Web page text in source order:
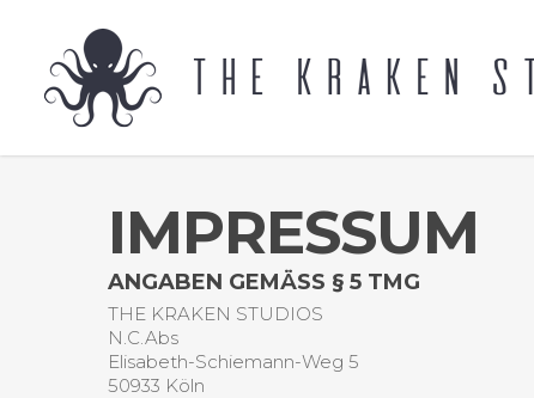
IMPRESSUM
ANGABEN GEMÄSS § 5 TMG
THE KRAKEN STUDIOS
N.C.Abs
Elisabeth-Schiemann-Weg 5
50933 Köln